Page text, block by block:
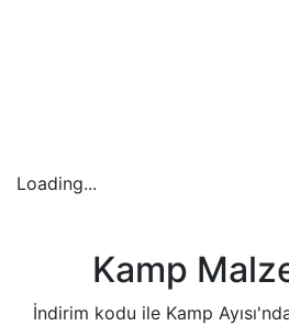
Loading...
Kamp
İndirim kodu ile Kamp